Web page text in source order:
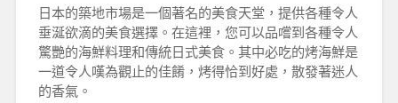
日本的築地市場是一個著名的美食天堂，提供各種令人
垂涎欲滴的美食選擇。在這裡，您可以品嚐到各種令人
驚艷的海鮮料理和傳統日式美食。其中必吃的烤海鮮是
一道令人嘆為觀止的佳餚，烤得恰到好處，散發著迷人
的香氣。